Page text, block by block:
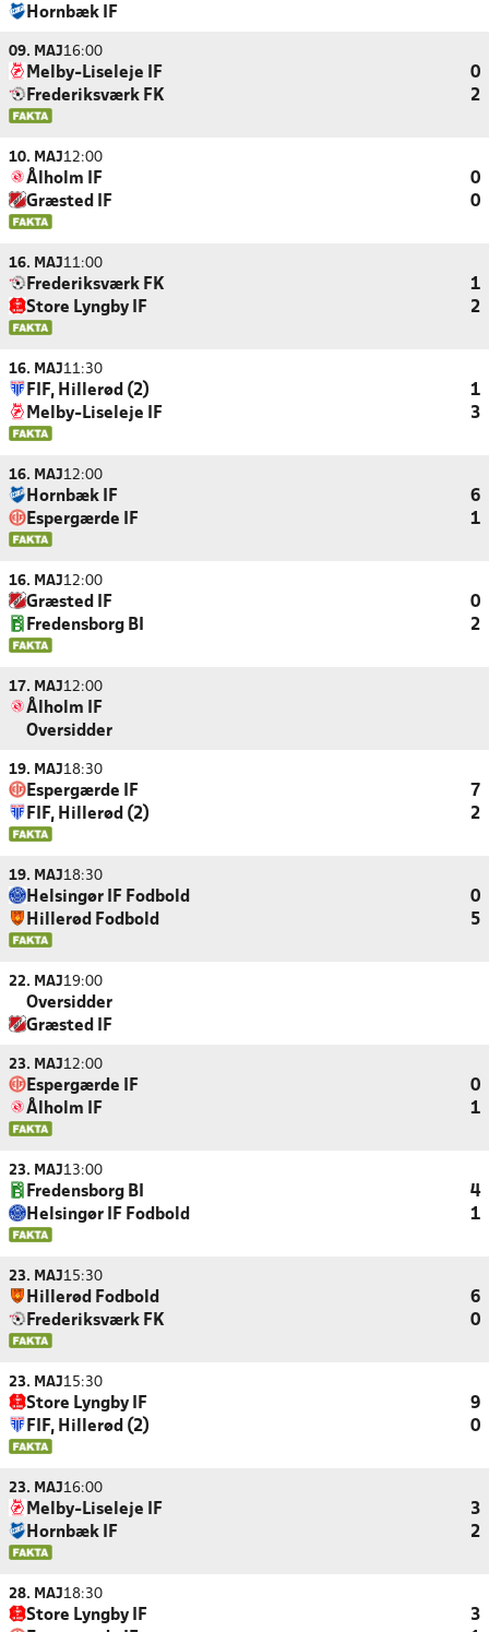
Hornbæk IF
09. MAJ16:00
Melby-Liseleje IF
0
Frederiksværk FK
2
10. MAJ12:00
Ålholm IF
0
Græsted IF
0
16. MAJ11:00
Frederiksværk FK
1
Store Lyngby IF
2
16. MAJ11:30
FIF, Hillerød (2)
1
Melby-Liseleje IF
3
16. MAJ12:00
Hornbæk IF
6
Espergærde IF
1
16. MAJ12:00
Græsted IF
0
Fredensborg BI
2
17. MAJ12:00
Ålholm IF
Oversidder
19. MAJ18:30
Espergærde IF
7
FIF, Hillerød (2)
2
19. MAJ18:30
Helsingør IF Fodbold
0
Hillerød Fodbold
5
22. MAJ19:00
Oversidder
Græsted IF
23. MAJ12:00
Espergærde IF
0
Ålholm IF
1
23. MAJ13:00
Fredensborg BI
4
Helsingør IF Fodbold
1
23. MAJ15:30
Hillerød Fodbold
6
Frederiksværk FK
0
23. MAJ15:30
Store Lyngby IF
9
FIF, Hillerød (2)
0
23. MAJ16:00
Melby-Liseleje IF
3
Hornbæk IF
2
28. MAJ18:30
Store Lyngby IF
3